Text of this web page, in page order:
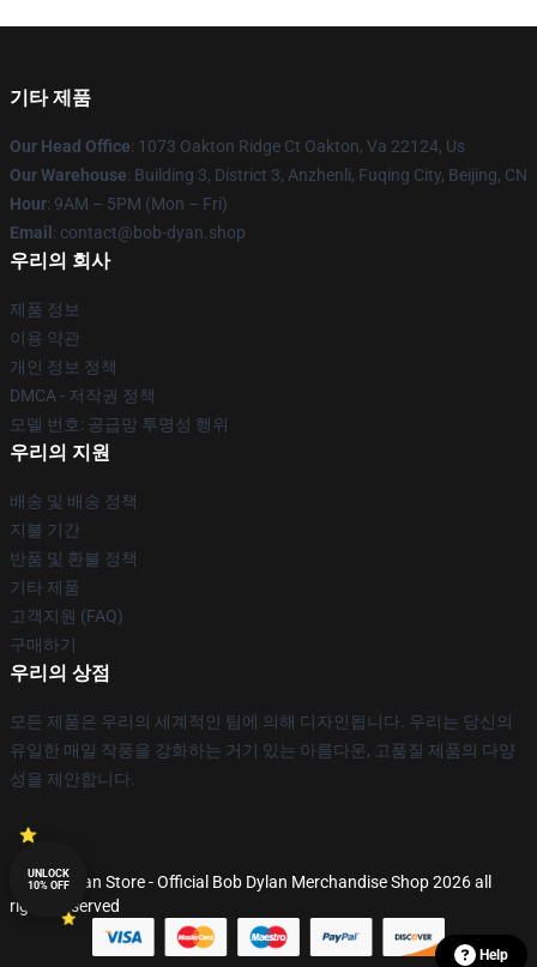
기타 제품
Our Head Office: 1073 Oakton Ridge Ct Oakton, Va 22124, Us
Our Warehouse: Building 3, District 3, Anzhenli, Fuqing City, Beijing, CN
Hour: 9AM – 5PM (Mon – Fri)
Email : contact@bob-dyan.shop
우리의 회사
제품 정보
이용 약관
개인 정보 정책
DMCA - 저작권 정책
모델 번호: 공급망 투명성 행위
우리의 지원
배송 및 배송 정책
지불 기간
반품 및 환불 정책
기타 제품
고객지원 (FAQ)
구매하기
우리의 상점
모든 제품은 우리의 세계적인 팀에 의해 디자인됩니다. 우리는 당신의
유일한 매일 작풍을 강화하는 거기 있는 아름다운, 고품질 제품의 다양
성을 제안합니다.
© Bob Dylan Store - Official Bob Dylan Merchandise Shop 2026 all
rights reserved
UNLOCK
10% OFF
Help